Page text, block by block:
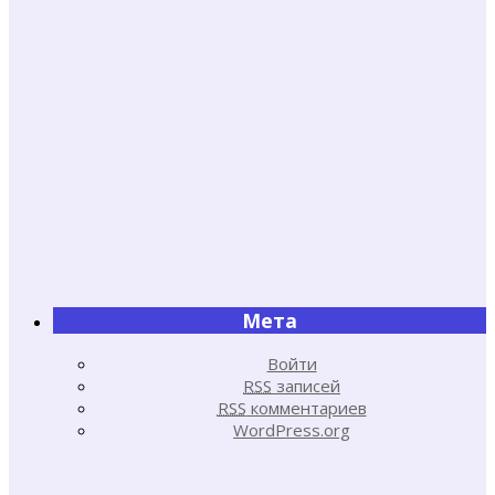
Мета
Войти
RSS записей
RSS комментариев
WordPress.org